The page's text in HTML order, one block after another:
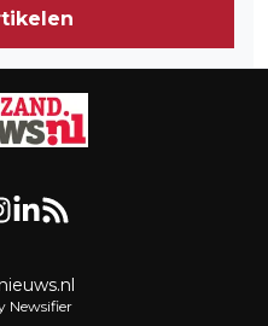
Newsifier